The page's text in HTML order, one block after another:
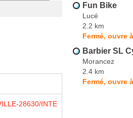
28630/INTE
Fun Bike
Lucé
2.2 km
Fermé, ouvre
Barbier SL
Morancez
2.4 km
Fermé, ouvre